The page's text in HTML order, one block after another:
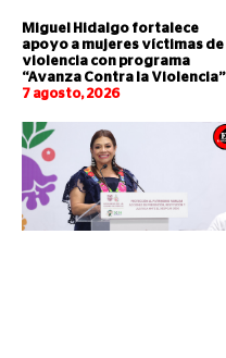
Miguel Hidalgo fortalece
apoyo a mujeres víctimas de
violencia con programa
“Avanza Contra la Violencia”
7 agosto, 2026